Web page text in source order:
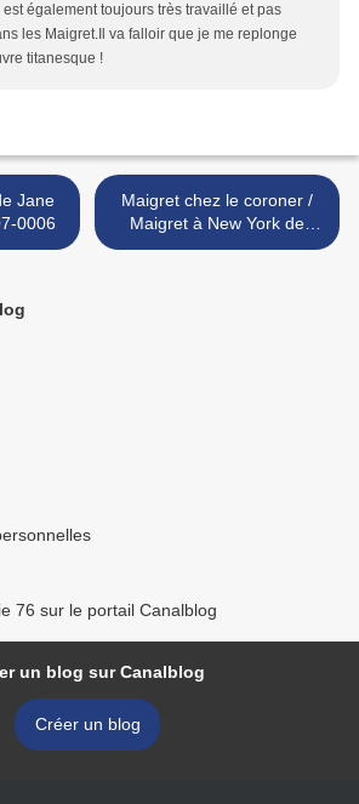
également toujours très travaillé et pas
les Maigret.Il va falloir que je me replonge
titanesque !
0006
Maigret chez le coroner /
Maigret à New York de
Simenon : ISSN 2607-0006
76 sur le portail Canalblog
un blog sur Canalblog
Créer un blog